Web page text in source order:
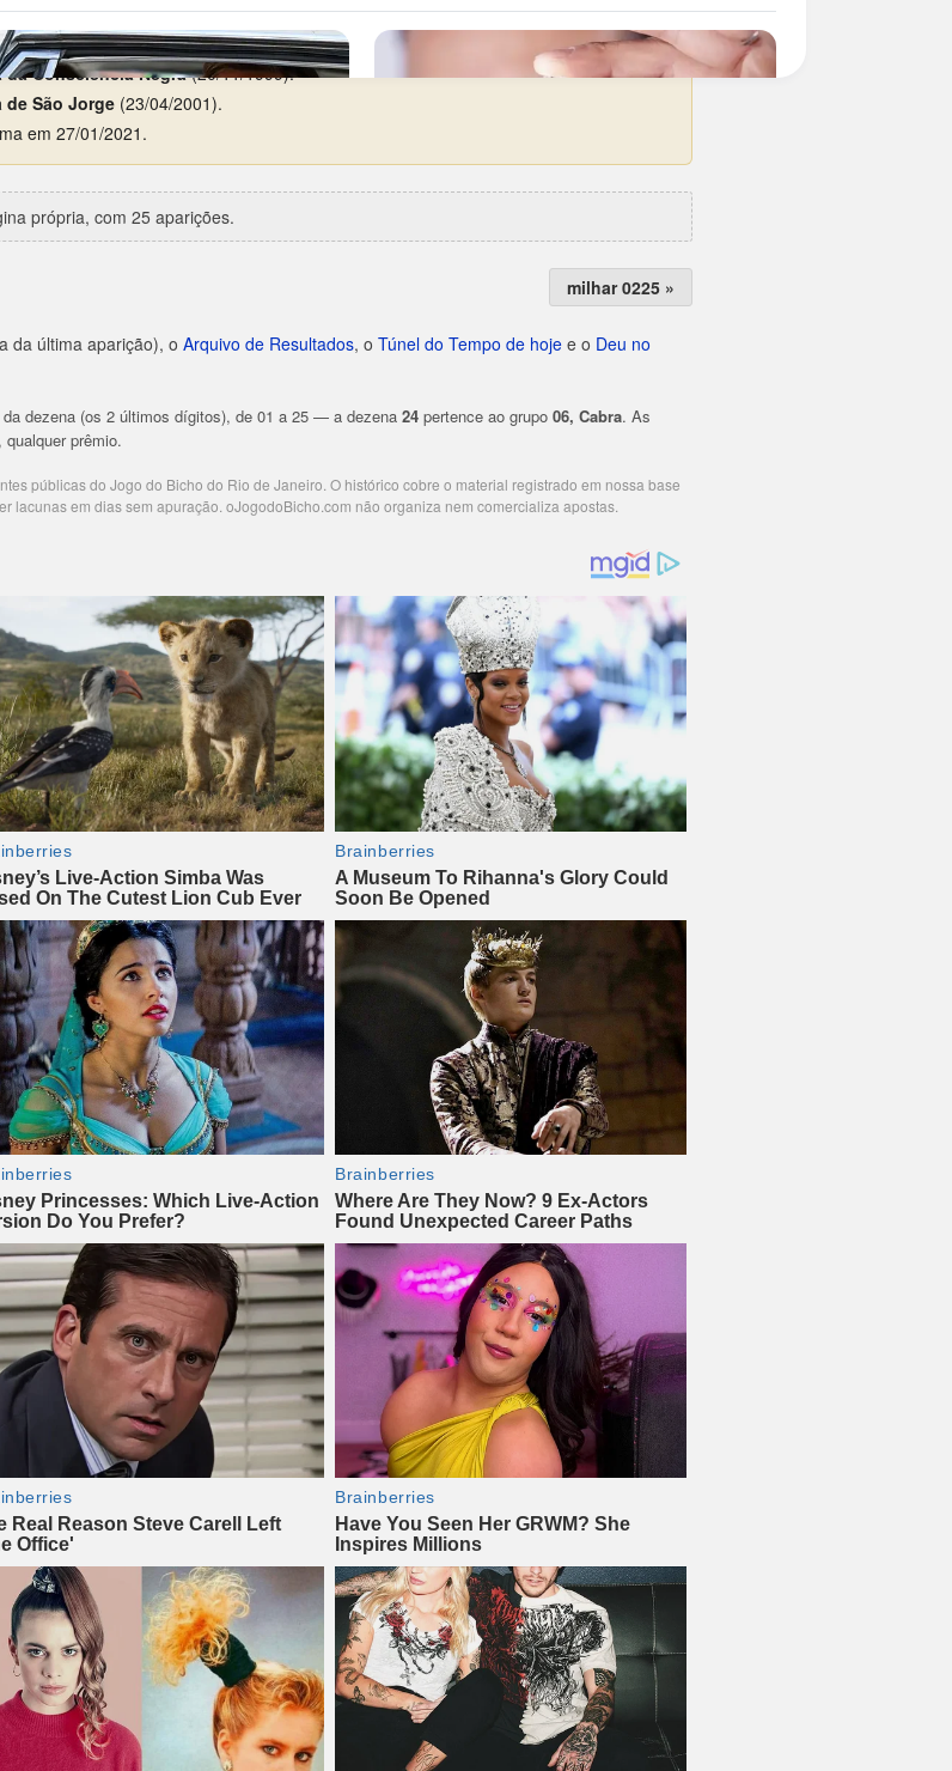
06/2025.
da Consciência Negra(20/11/1999).
de São Jorge (23/04/2001).
em 27/01/2021.
própria, com 25 aparições.
milhar 0225 »
da última aparição), o Arquivo de Resultados, o Túnel do Tempo de hoje e o Deu no
da dezena (os 2 últimos dígitos), de 01 a 25 — a dezena 24 pertence ao grupo 06, Cabra. As
prêmio.
públicas do Jogo do Bicho do Rio de Janeiro. O histórico cobre o material registrado em nossa base
lacunas em dias sem apuração. oJogodoBicho.com não organiza nem comercializa apostas.